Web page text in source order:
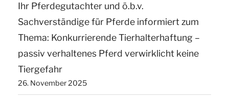
Ihr Pferdegutachter und ö.b.v.
Sachverständige für Pferde informiert zum
Thema: Konkurrierende Tierhalterhaftung –
passiv verhaltenes Pferd verwirklicht keine
Tiergefahr
26. November 2025